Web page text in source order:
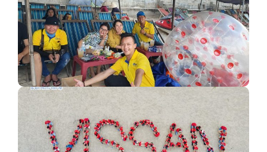
KỈ NIỆM BÌNH BA 2N2D (10 - 12/08 - 4 XE)